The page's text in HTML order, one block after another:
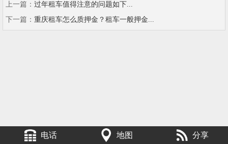
上一篇： 过年租车值得注意的问题如下...
下一篇： 重庆租车怎么质押金？租车一般押金...
电话 地图 分享